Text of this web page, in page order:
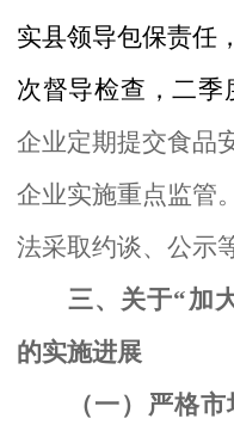
实县领导包保责任
次督导检查，二季
企业定期提交食品
企业实施重点监管
法采取约谈、公示
三、关于“加
的实施进展
（一）严格